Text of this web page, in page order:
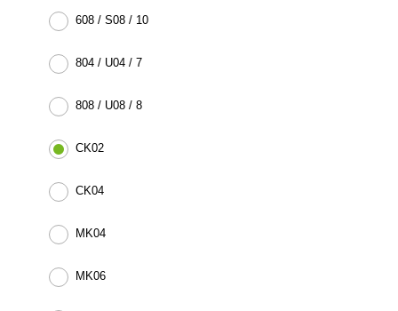
608 / S08 / 10
804 / U04 / 7
808 / U08 / 8
CK02
CK04
MK04
MK06